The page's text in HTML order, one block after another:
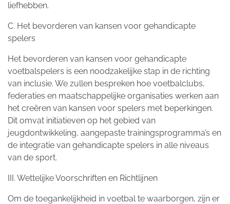
liefhebben.
C. Het bevorderen van kansen voor gehandicapte
spelers
Het bevorderen van kansen voor gehandicapte
voetbalspelers is een noodzakelijke stap in de richting
van inclusie. We zullen bespreken hoe voetbalclubs,
federaties en maatschappelijke organisaties werken aan
het creëren van kansen voor spelers met beperkingen.
Dit omvat initiatieven op het gebied van
jeugdontwikkeling, aangepaste trainingsprogramma’s en
de integratie van gehandicapte spelers in alle niveaus
van de sport.
III. Wettelijke Voorschriften en Richtlijnen
Om de toegankelijkheid in voetbal te waarborgen, zijn er